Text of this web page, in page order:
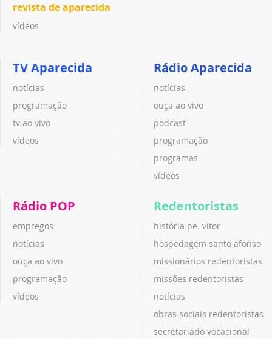
revista de aparecida
vídeos
TV Aparecida
notícias
programação
tv ao vivo
vídeos
Rádio Aparecida
notícias
ouça ao vivo
podcast
programação
programas
vídeos
Rádio POP
empregos
notícias
ouça ao vivo
programação
vídeos
Redentoristas
história pe. vitor
hospedagem santo afonso
missionários redentoristas
missões redentoristas
notícias
obras sociais redentoristas
secretariado vocacional